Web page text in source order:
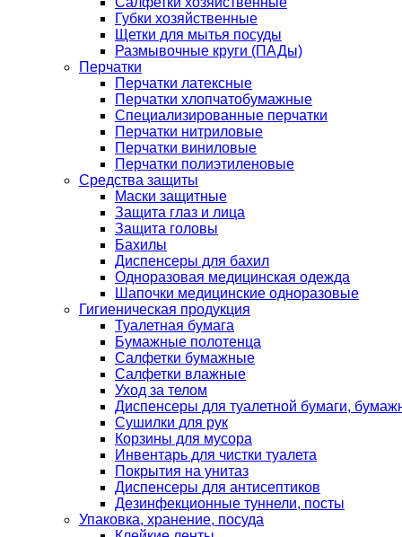
Губки хозяйственные
Щетки для мытья посуды
Размывочные круги (ПАДы)
Перчатки
Перчатки латексные
Перчатки хлопчатобумажные
Специализированные перчатки
Перчатки нитриловые
Перчатки виниловые
Перчатки полиэтиленовые
Средства защиты
Маски защитные
Защита глаз и лица
Защита головы
Бахилы
Диспенсеры для бахил
Одноразовая медицинская одежда
Шапочки медицинские одноразовые
Гигиеническая продукция
Туалетная бумага
Бумажные полотенца
Салфетки бумажные
Салфетки влажные
Уход за телом
Диспенсеры для туалетной бумаги,
Сушилки для рук
Корзины для мусора
Инвентарь для чистки туалета
Покрытия на унитаз
Диспенсеры для антисептиков
Дезинфекционные туннели, посты
Упаковка, хранение, посуда